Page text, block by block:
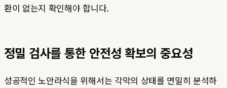
환이 없는지 확인해야 합니다.
정밀 검사를 통한 안전성 확보의 중요성
성공적인 노안라식을 위해서는 각막의 상태를 면밀히 분석하